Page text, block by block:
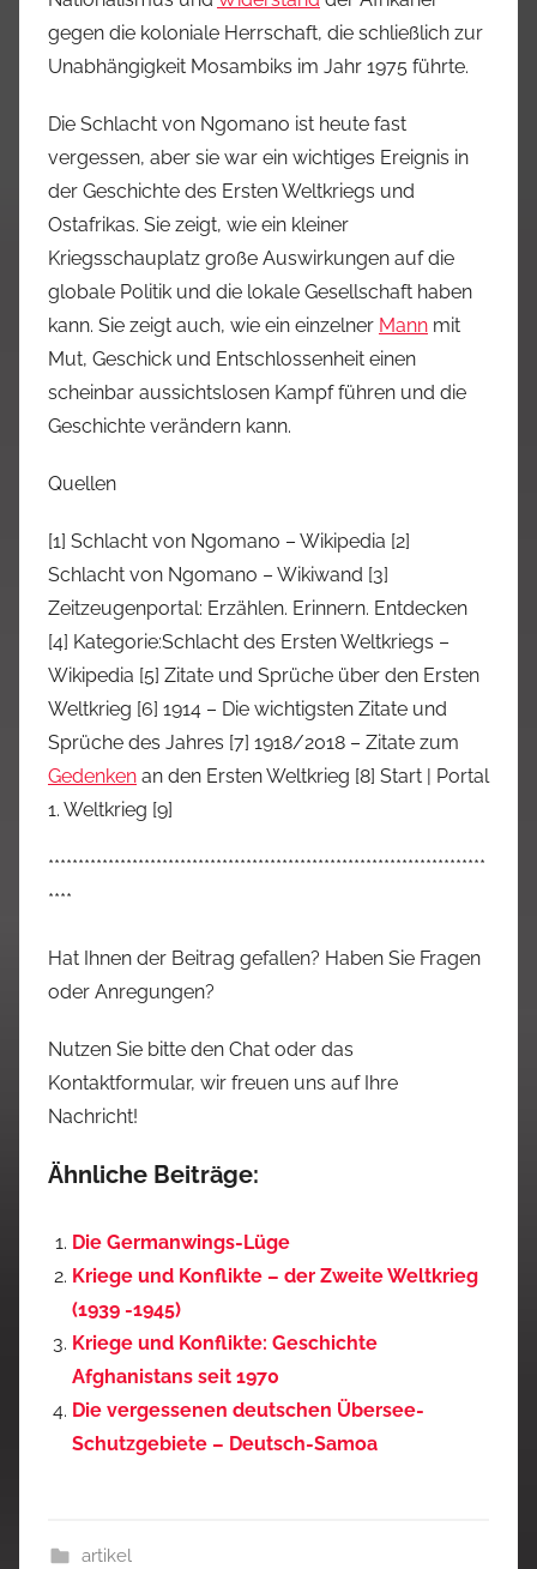
gegen die koloniale Herrschaft, die schließlich zur
Unabhängigkeit Mosambiks im Jahr 1975 führte.
Die Schlacht von Ngomano ist heute fast
vergessen, aber sie war ein wichtiges Ereignis in
der Geschichte des Ersten Weltkriegs und
Ostafrikas. Sie zeigt, wie ein kleiner
Kriegsschauplatz große Auswirkungen auf die
globale Politik und die lokale Gesellschaft haben
kann. Sie zeigt auch, wie ein einzelner Mann mit
Mut, Geschick und Entschlossenheit einen
scheinbar aussichtslosen Kampf führen und die
Geschichte verändern kann.
Quellen
[1] Schlacht von Ngomano – Wikipedia [2]
Schlacht von Ngomano – Wikiwand [3]
Zeitzeugenportal: Erzählen. Erinnern. Entdecken
[4] Kategorie:Schlacht des Ersten Weltkriegs –
Wikipedia [5] Zitate und Sprüche über den Ersten
Weltkrieg [6] 1914 – Die wichtigsten Zitate und
Sprüche des Jahres [7] 1918/2018 – Zitate zum
Gedenken an den Ersten Weltkrieg [8] Start | Portal
1. Weltkrieg [9]
*************************************************************************
****
Hat Ihnen der Beitrag gefallen? Haben Sie Fragen
oder Anregungen?
Nutzen Sie bitte den Chat oder das
Kontaktformular, wir freuen uns auf Ihre
Nachricht!
Ähnliche Beiträge:
Die Germanwings-Lüge
Kriege und Konflikte – der Zweite Weltkrieg
(1939 -1945)
Kriege und Konflikte: Geschichte
Afghanistans seit 1970
Die vergessenen deutschen Übersee-
Schutzgebiete – Deutsch-Samoa
artikel